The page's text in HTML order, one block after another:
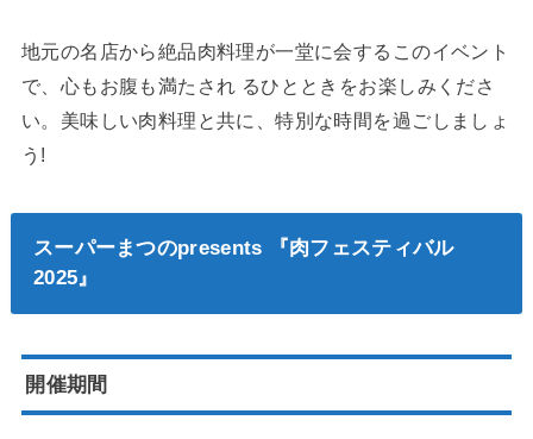
地元の名店から絶品肉料理が一堂に会するこのイベント
で、心もお腹も満たされ るひとときをお楽しみくださ
い。美味しい肉料理と共に、特別な時間を過ごしましょ
う!
スーパーまつのpresents 『肉フェスティバル
2025』
開催期間